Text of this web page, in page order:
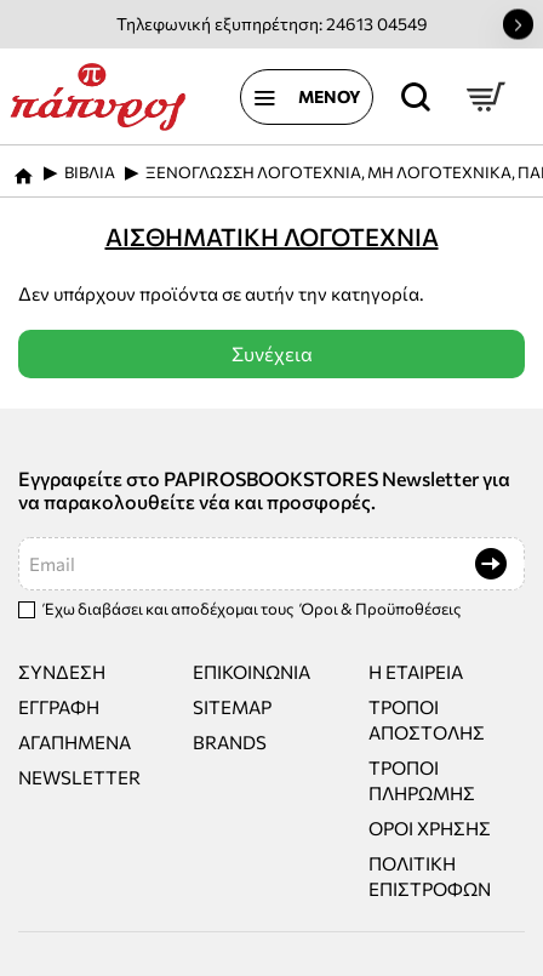
Τηλεφωνική εξυπηρέτηση: 24613 04549
home
ΒΙΒΛΙΑ ΞΕΝΟΓΛΩΣΣΗ ΛΟΓΟΤΕΧΝΙΑ, ΜΗ ΛΟΓΟΤΕΧΝΙΚΑ,
ΑΙΣΘΗΜΑΤΙΚΗ ΛΟΓΟΤΕΧΝΙΑ
Δεν υπάρχουν προϊόντα σε αυτήν την κατηγορία.
Συνέχεια
Εγγραφείτε στο PAPIROSBOOKSTORES Newsletter για
να παρακολουθείτε νέα και προσφορές.
Email
Έχω διαβάσει και αποδέχομαι τους Όροι & Προϋποθέσεις
ΣΎΝΔΕΣΗ
ΕΓΓΡΑΦΉ
ΑΓΑΠΗΜΈΝΑ
NEWSLETTER
ΕΠΙΚΟΙΝΩΝΊΑ
SITEMAP
BRANDS
Η ΕΤΑΙΡΕΊΑ
ΤΡΌΠΟΙ
ΑΠΟΣΤΟΛΉΣ
ΤΡΌΠΟΙ
ΠΛΗΡΩΜΉΣ
ΌΡΟΙ ΧΡΉΣΗΣ
ΠΟΛΙΤΙΚΉ
ΕΠΙΣΤΡΟΦΏΝ